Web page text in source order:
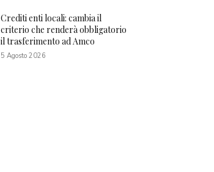
Crediti enti locali: cambia il
criterio che renderà obbligatorio
il trasferimento ad Amco
5 Agosto 2026